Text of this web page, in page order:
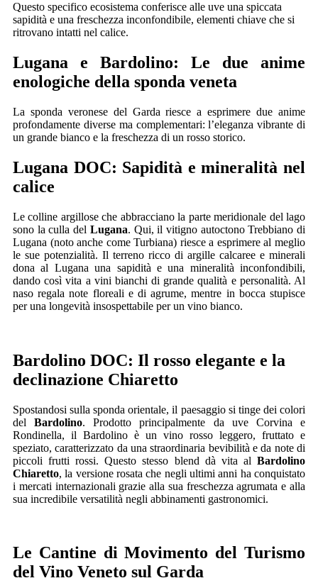
Questo specifico ecosistema conferisce alle uve una spiccata
sapidità e una freschezza inconfondibile, elementi chiave che si
ritrovano intatti nel calice.
Lugana e Bardolino: Le due anime
enologiche della sponda veneta
La sponda veronese del Garda riesce a esprimere due anime
profondamente diverse ma complementari: l’eleganza vibrante di
un grande bianco e la freschezza di un rosso storico.
Lugana DOC: Sapidità e mineralità nel
calice
Le colline argillose che abbracciano la parte meridionale del lago
sono la culla del Lugana. Qui, il vitigno autoctono Trebbiano di
Lugana (noto anche come Turbiana) riesce a esprimere al meglio
le sue potenzialità. Il terreno ricco di argille calcaree e minerali
dona al Lugana una sapidità e una mineralità inconfondibili,
dando così vita a vini bianchi di grande qualità e personalità. Al
naso regala note floreali e di agrume, mentre in bocca stupisce
per una longevità insospettabile per un vino bianco.
Bardolino DOC: Il rosso elegante e la
declinazione Chiaretto
Spostandosi sulla sponda orientale, il paesaggio si tinge dei colori
delBardolino. Prodotto principalmente da uve Corvina e
Rondinella, il Bardolino è un vino rosso leggero, fruttato e
speziato, caratterizzato da una straordinaria bevibilità e da note di
piccoli frutti rossi. Questo stesso blend dà vita al Bardolino
Chiaretto, la versione rosata che negli ultimi anni ha conquistato
i mercati internazionali grazie alla sua freschezza agrumata e alla
sua incredibile versatilità negli abbinamenti gastronomici.
Le Cantine di Movimento del Turismo
del Vino Veneto sul Garda